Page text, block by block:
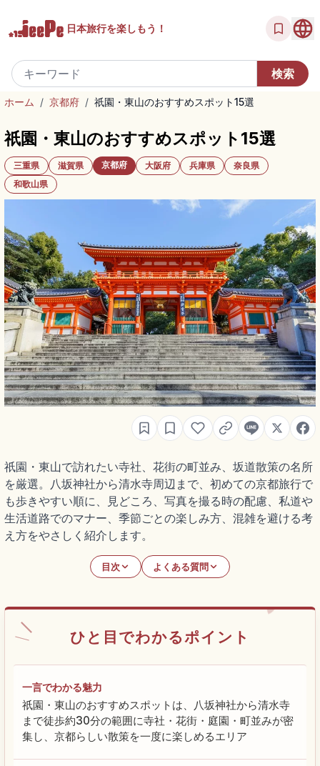
日本旅行を楽しもう！
ホーム / 京都府 / 祇園・東山のおすすめスポット15選
祇園・東山のおすすめスポット15選
三重県 滋賀県 京都府 大阪府 兵庫県
奈良県
和歌山県
祇園・東山で訪れたい寺社、花街の町並み、坂道散策の名所
を厳選。八坂神社から清水寺周辺まで、初めての京都旅行で
も歩きやすい順に、見どころ、写真を撮る時の配慮、私道や
生活道路でのマナー、季節ごとの楽しみ方、混雑を避ける考
え方をやさしく紹介します。
目次 よくある質問
ひと目でわかるポイント
一言でわかる魅力
祇園・東山のおすすめスポットは、八坂神社から清水寺
まで徒歩約30分の範囲に寺社・花街・庭園・町並みが密
集し、京都らしい散策を一度に楽しめるエリア